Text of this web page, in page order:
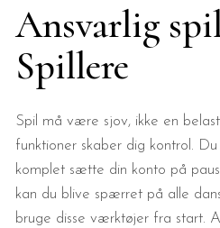
Ansvarlig
Spillere
Spil må være sjov, ikke en
funktioner skaber dig kontrol.
komplet sætte din konto på
kan du blive spærret på alle
bruge disse værktøjer fra start.